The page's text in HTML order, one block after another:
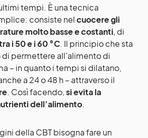
tempi. È una tecnica
consiste nelcuocere gli
molto basse e costanti, di
i 50 e i 60 °C. Il principio che sta
di permettere all’alimento di
– in quanto i tempi si dilatano,
a 24 o 48 h – attraverso il
. Così facendo,si evita la
dell’alimento.
della CBT bisogna fare un